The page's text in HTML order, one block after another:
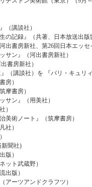
（講談社）
記録』（共著、日本放送出版
出書房新社、第26回日本エッセ
』（河出書房新社）
書房新社）
講談社）を 『パリ・キュリ
房）
摩書房）
ン』（用美社）
）
術ノート』（筑摩書房）
社）
聞社)
版）
ト武蔵野）
出版）
ツアンドクラフツ）